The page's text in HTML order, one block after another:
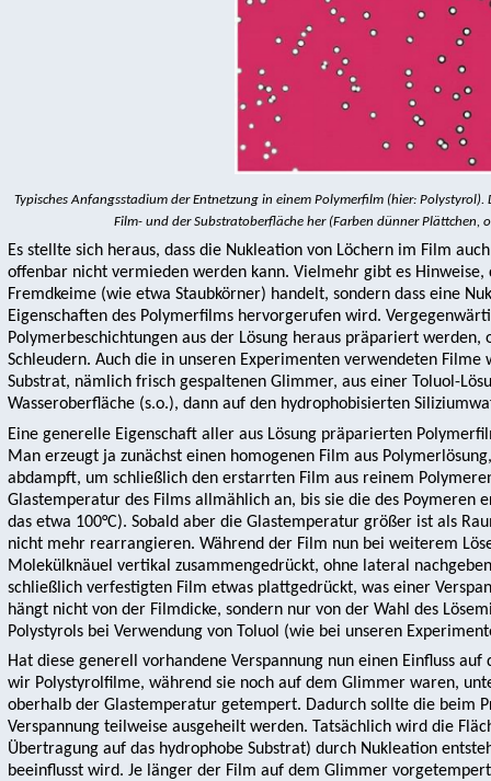
Typisches Anfangsstadium der Entnetzung in einem Polymerfilm (hier: Polystyrol).
Film- und der Substratoberfläche her (Farben dünner Plättchen,
Es stellte sich heraus, dass die Nukleation von Löchern im Film
offenbar nicht vermieden werden kann. Vielmehr gibt es Hinweise,
Fremdkeime (wie etwa Staubkörner) handelt, sondern dass eine
Eigenschaften des Polymerfilms hervorgerufen wird.
Polymerbeschichtungen aus der Lösung heraus präpariert werden,
Schleudern. Auch die in unseren Experimenten verwendeten Filme
Substrat, nämlich frisch gespaltenen Glimmer, aus einer Toluol-
Wasseroberfläche (s.o.), dann auf den hydrophobisierten
Eine generelle Eigenschaft aller aus Lösung präparierten
Man erzeugt ja zunächst einen homogenen Film aus
abdampft, um schließlich den erstarrten Film aus reinem
Glastemperatur des Films allmählich an, bis sie die des Poymeren
das etwa 100°C). Sobald aber die Glastemperatur größer ist als
nicht mehr rearrangieren. Während der Film nun bei weiterem
Molekülknäuel vertikal zusammengedrückt, ohne lateral
schließlich verfestigten Film etwas plattgedrückt, was einer
hängt nicht von der Filmdicke, sondern nur von der Wahl des
Polystyrols bei Verwendung von Toluol (wie bei unseren
Hat diese generell vorhandene Verspannung nun einen Einfluss
wir Polystyrolfilme, während sie noch auf dem Glimmer waren,
oberhalb der Glastemperatur getempert. Dadurch sollte die beim
Verspannung teilweise ausgeheilt werden. Tatsächlich wird die
Übertragung auf das hydrophobe Substrat) durch Nukleation
beeinflusst wird. Je länger der Film auf dem Glimmer